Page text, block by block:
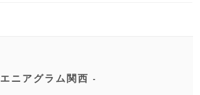
エニアグラム関西